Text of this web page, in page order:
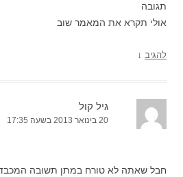
תגובה
אולי תקרא את המאמר שוב
להגיב ↓
גיל קול
20 בינואר 2013 בשעה 17:35
חבל שאתה לא טורח במתן תשובה